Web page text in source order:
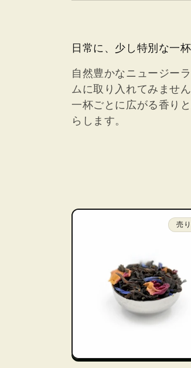
日常に、少し特別な一
自然豊かなニュージー
ムに取り入れてみません
一杯ごとに広がる香り
らします。
売